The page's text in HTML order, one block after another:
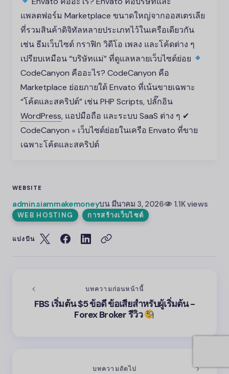
แพลตฟอร์ม Marketplace ขนาดใหญ่จากออสเตรเลีย
ที่รวมสินค้าดิจิทัลหลายประเภทไว้ในเครือเดียวกัน
เช่น ธีมเว็บไซต์ กราฟิก วิดีโอ เพลง และโค้ดต่าง ๆ
เปรียบเหมือน “บริษัทแม่” ที่ดูแลหลายเว็บไซต์ย่อย
CodeCanyon คืออะไร? CodeCanyon คือ
Marketplace ย่อยภายใต้ Envato ที่เน้นขายเฉพาะ
“โค้ดและสคริปต์” เช่น PHP Scripts, ปลั๊กอิน
WordPress, แอปมือถือ และระบบ SaaS ต่าง ๆ ✔
CodeCanyon = เว็บไซต์ย่อยในเครือ Envato ที่ขาย
เฉพาะโค้ดและสคริปต์
WEBSITE
admin.siammakemoneyบน มีนาคม 3, 2026 1.1K views
WEB HOSTING การสร้างเว็บไซต์
แบ่งปัน
บทความก่อนหน้านี้
FBS เริ่มต้น $5 ข้อดี ข้อเสียสำหรับผู้เริ่มต้น -
Forex Broker รีวิว
บทความถัดไป